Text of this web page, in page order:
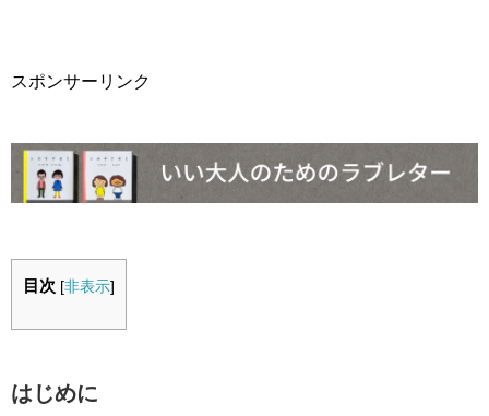
スポンサーリンク
目次 [非表示]
はじめに